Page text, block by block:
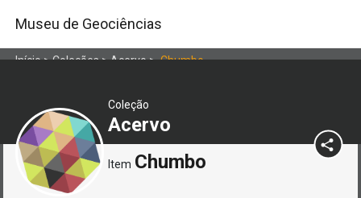
Museu de Geociências
Início>Coleções>Acervo>Chumbo
Coleção
Acervo
Item Chumbo